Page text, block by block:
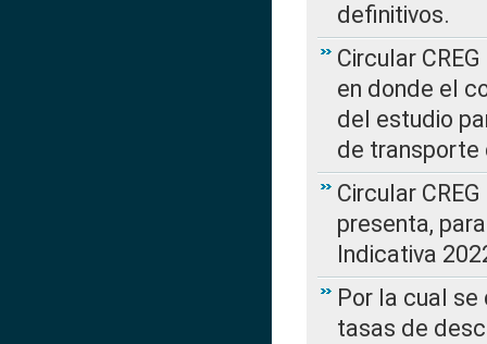
definitivos.
Circular
en donde el
del estudio
de transporte
Circular
presenta,
Indicativa
Por la cual
tasas de